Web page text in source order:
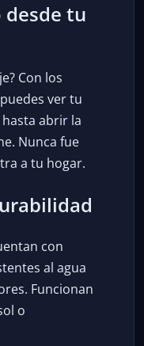
desde tu
Con los
puedes ver tu
abrir la
Nunca fue
a tu hogar.
con
al agua
Funcionan
o